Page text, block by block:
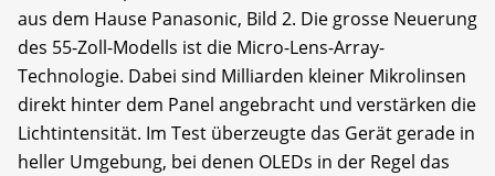
aus dem Hause Panasonic, Bild 2. Die grosse Neuerung
des 55-Zoll-Modells ist die Micro-Lens-Array-
Technologie. Dabei sind Milliarden kleiner Mikrolinsen
direkt hinter dem Panel angebracht und verstärken die
Lichtintensität. Im Test überzeugte das Gerät gerade in
heller Umgebung, bei denen OLEDs in der Regel das